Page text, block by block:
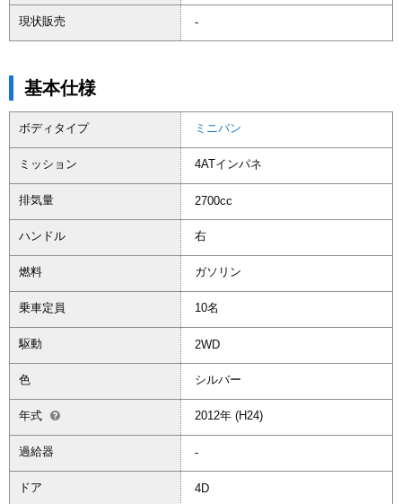
現状販売 -
基本仕様
ボディタイプ ミニバン
ミッション 4ATインパネ
排気量 2700cc
ハンドル 右
燃料 ガソリン
乗車定員 10名
駆動 2WD
色 シルバー
年式 2012年 (H24)
過給器 -
ドア 4D